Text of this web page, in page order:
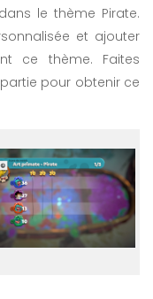
le thème Pirate.
et ajouter
ce thème. Faites
pour obtenir ce